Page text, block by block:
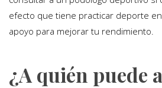
efecto que tiene practicar deporte
apoyo para mejorar tu rendimiento.
¿A quién puede